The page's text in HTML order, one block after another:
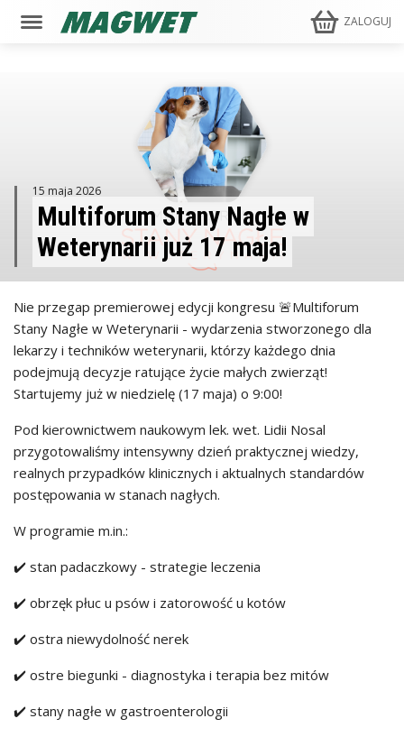
ZALOGUJ
15 maja 2026
Multiforum Stany Nagłe w
Weterynarii już 17 maja!
Nie przegap premierowej edycji kongresu 🚨Multiforum
Stany Nagłe w Weterynarii - wydarzenia stworzonego dla
lekarzy i techników weterynarii, którzy każdego dnia
podejmują decyzje ratujące życie małych zwierząt!
Startujemy już w niedzielę (17 maja) o 9:00!
Pod kierownictwem naukowym lek. wet. Lidii Nosal
przygotowaliśmy intensywny dzień praktycznej wiedzy,
realnych przypadków klinicznych i aktualnych standardów
postępowania w stanach nagłych.
W programie m.in.:
✔️ stan padaczkowy - strategie leczenia
✔️ obrzęk płuc u psów i zatorowość u kotów
✔️ ostra niewydolność nerek
✔️ ostre biegunki - diagnostyka i terapia bez mitów
✔️ stany nagłe w gastroenterologii